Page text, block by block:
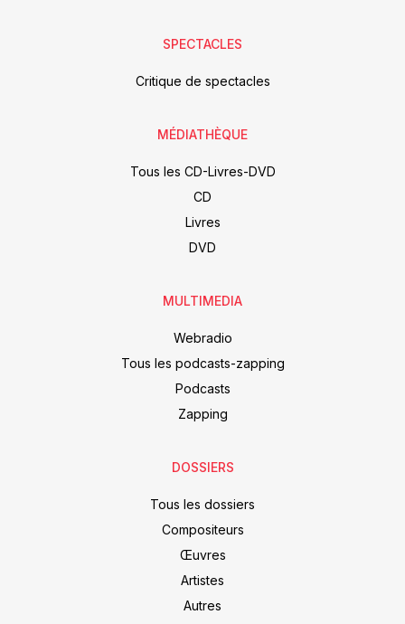
SPECTACLES
Critique de spectacles
MÉDIATHÈQUE
Tous les CD-Livres-DVD
CD
Livres
DVD
MULTIMEDIA
Webradio
Tous les podcasts-zapping
Podcasts
Zapping
DOSSIERS
Tous les dossiers
Compositeurs
Œuvres
Artistes
Autres